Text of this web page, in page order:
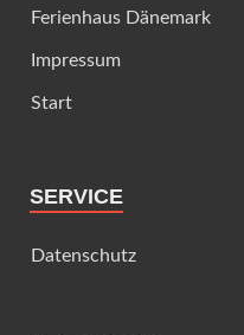
Ferienhaus Dänemark
Impressum
Start
SERVICE
Datenschutz